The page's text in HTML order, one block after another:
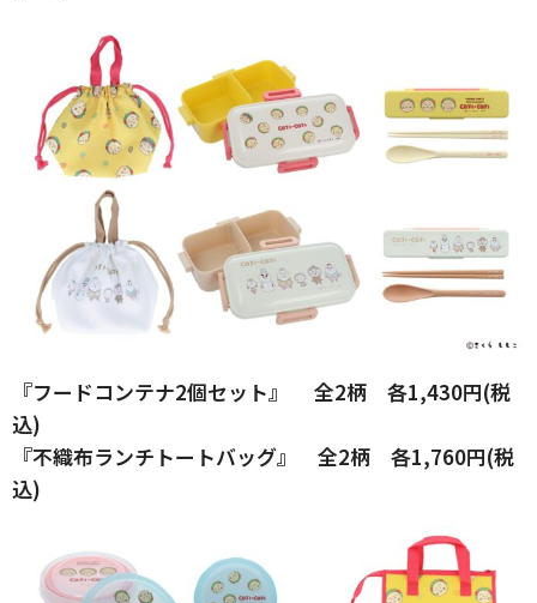
『フードコンテナ2個セット』 全2柄 各1,430円(税
込)
『不織布ランチトートバッグ』 全2柄 各1,760円(税
込)